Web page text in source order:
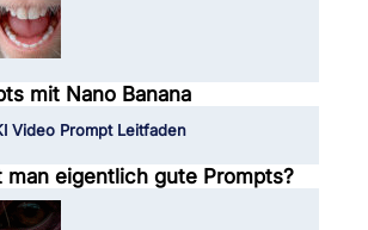
mit Nano Banana
man eigentlich gute Prompts?